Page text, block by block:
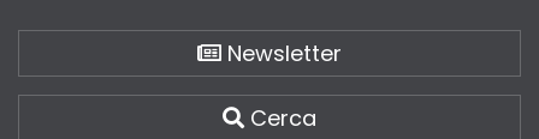
Newsletter
Cerca